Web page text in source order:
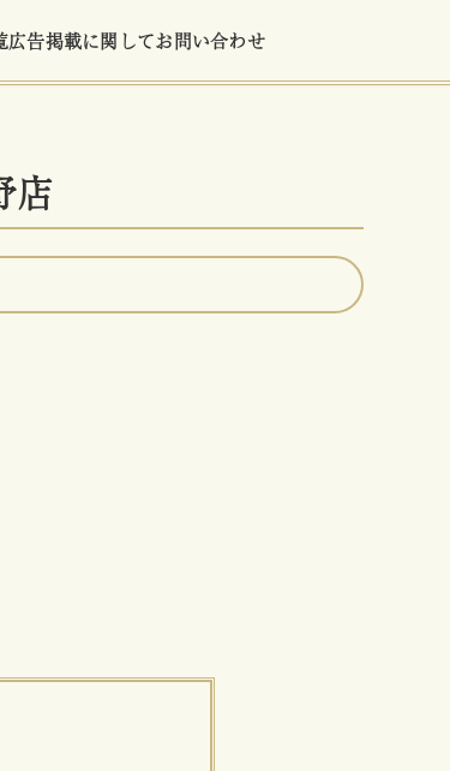
広告掲載に関してお問い合わせ
店